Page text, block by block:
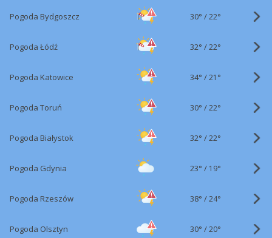
Pogoda Bydgoszcz 30° /22°
Pogoda Łódź 32° /22°
Pogoda Katowice 34° /21°
Pogoda Toruń 30° /22°
Pogoda Białystok 32° /22°
Pogoda Gdynia 23° / 19°
Pogoda Rzeszów 38° /24°
Pogoda Olsztyn 30° /20°